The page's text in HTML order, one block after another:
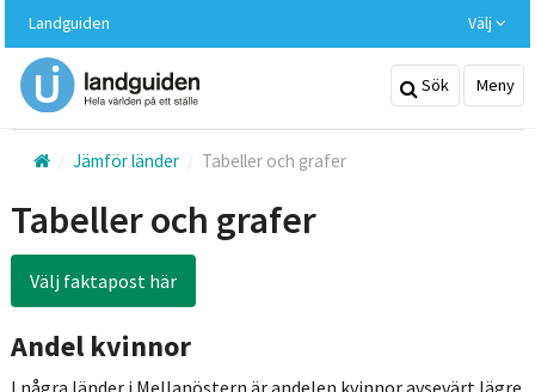
huvudinnehållet
Landguiden Välj
Sök Meny
Jämför länder Tabeller och grafer
Tabeller och grafer
Välj faktapost här
Andel kvinnor